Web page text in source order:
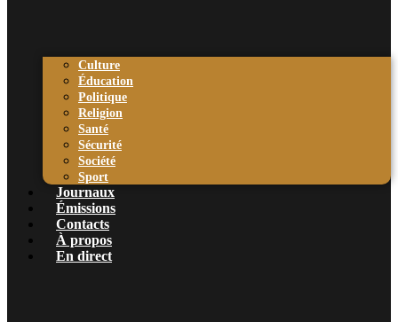
Culture
Éducation
Politique
Religion
Santé
Sécurité
Société
Sport
Journaux
Émissions
Contacts
À propos
En direct